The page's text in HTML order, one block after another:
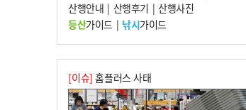
9
[와이라노]‘공공기관 지방이전’ 효과 있었
나 살펴보니
10 신고 없이 홍보·모집…민간임대조합 피해
주의보
산행안내 | 산행후기 | 산행사진
등산가이드| 낚시가이드
[이슈] 홈플러스 사태